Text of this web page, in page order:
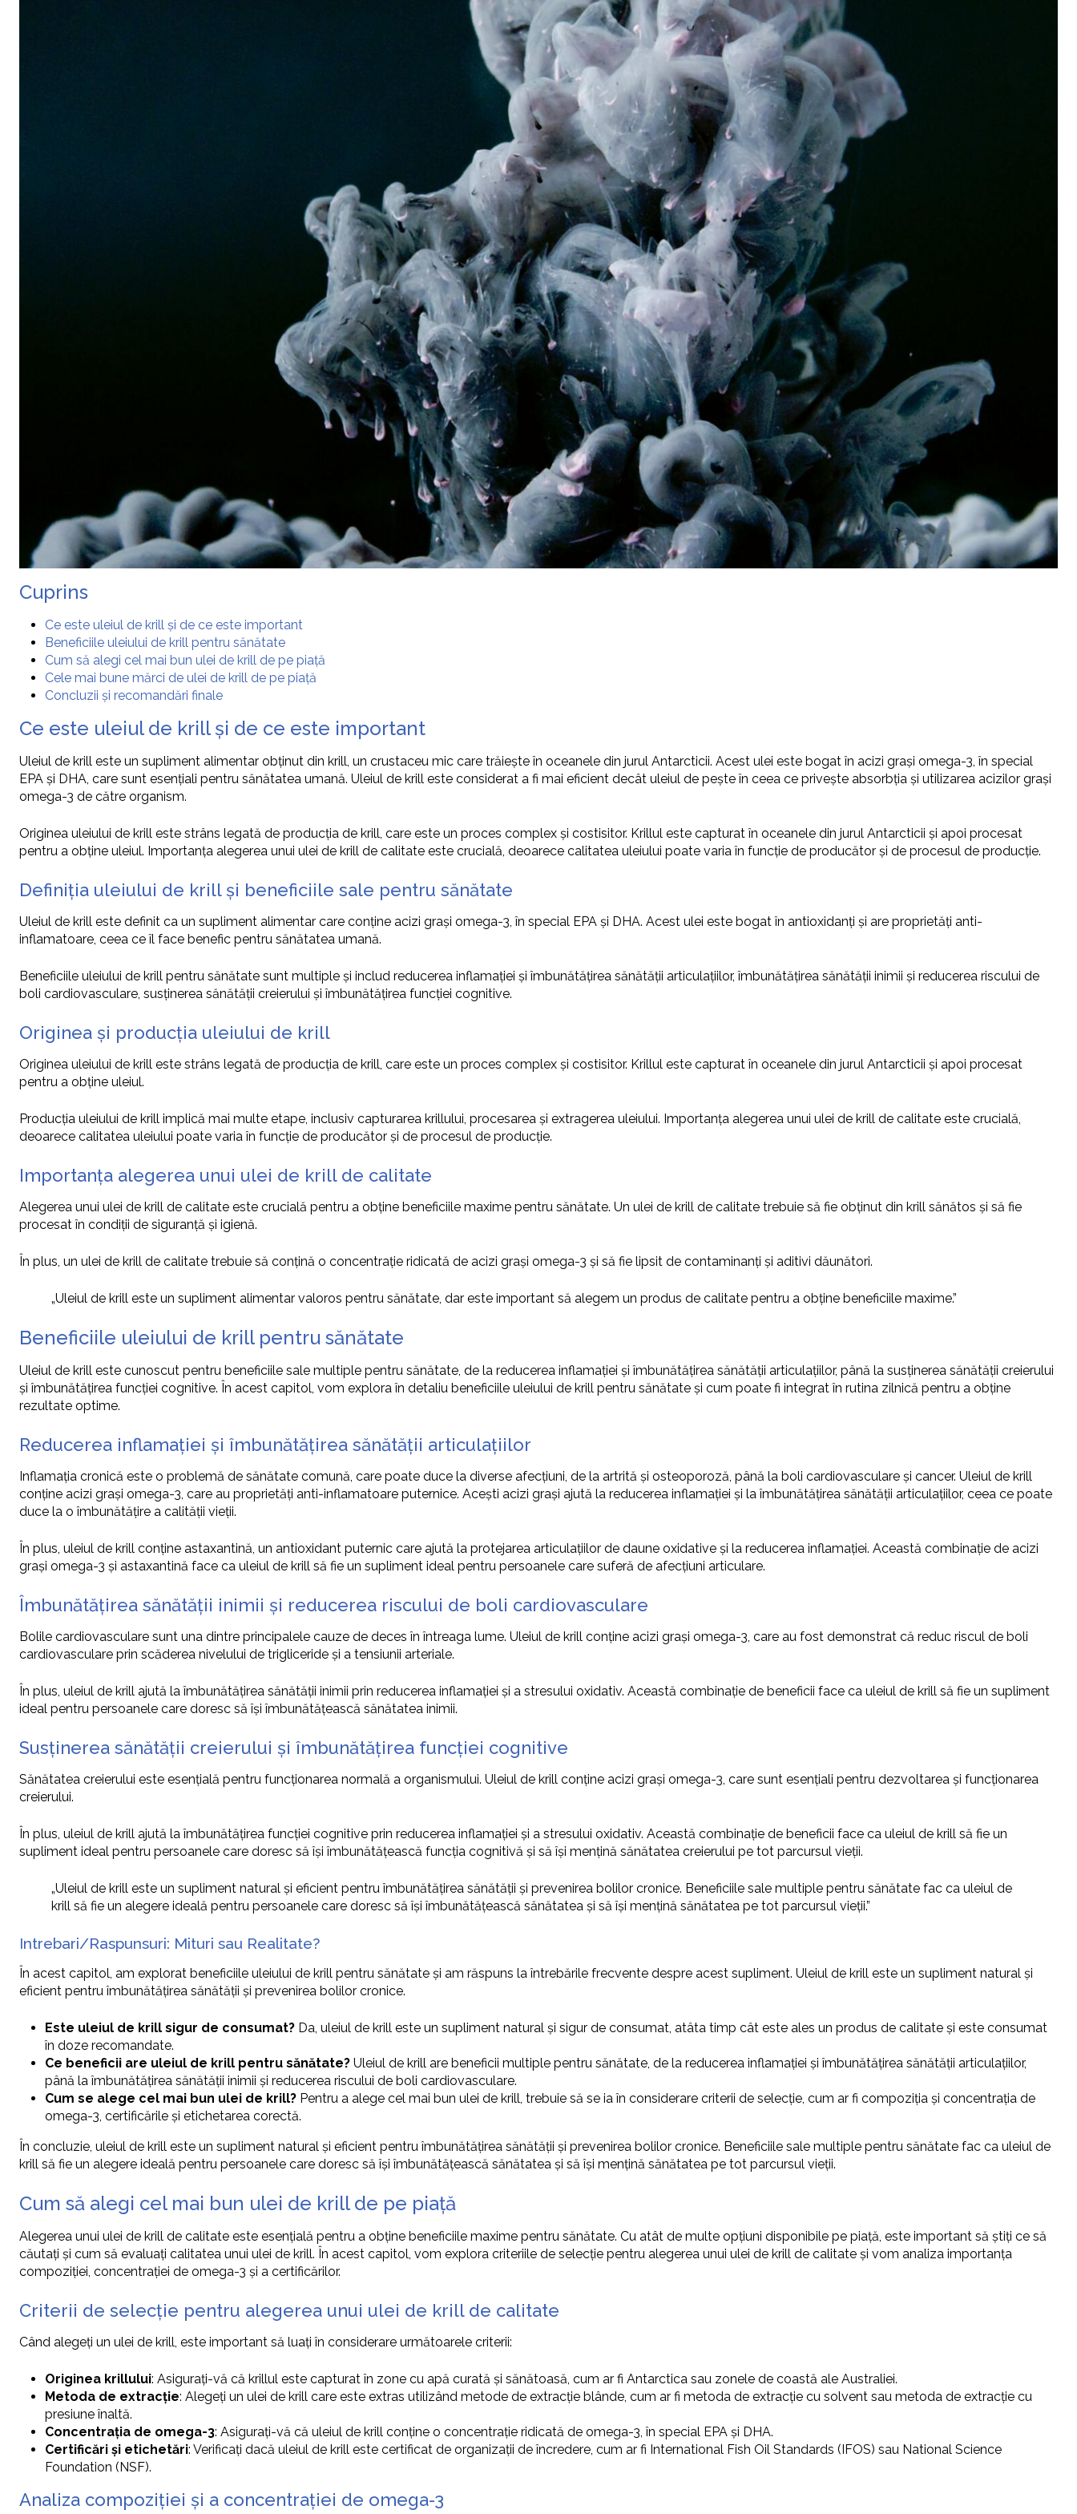
Cuprins
Ce este uleiul de krill și de ce este important
Beneficiile uleiului de krill pentru sănătate
Cum să alegi cel mai bun ulei de krill de pe piață
Cele mai bune mărci de ulei de krill de pe piață
Concluzii și recomandări finale
Ce este uleiul de krill și de ce este important
Uleiul de krill este un supliment alimentar obținut din krill, un crustaceu mic care trăiește în oceanele din jurul Antarcticii. Acest ulei este bogat în acizi grași omega-3, în special
EPA și DHA, care sunt esențiali pentru sănătatea umană. Uleiul de krill este considerat a fi mai eficient decât uleiul de pește în ceea ce privește absorbția și utilizarea acizilor grași
omega-3 de către organism.
Originea uleiului de krill este strâns legată de producția de krill, care este un proces complex și costisitor. Krillul este capturat în oceanele din jurul Antarcticii și apoi procesat
pentru a obține uleiul. Importanța alegerea unui ulei de krill de calitate este crucială, deoarece calitatea uleiului poate varia în funcție de producător și de procesul de producție.
Definiția uleiului de krill și beneficiile sale pentru sănătate
Uleiul de krill este definit ca un supliment alimentar care conține acizi grași omega-3, în special EPA și DHA. Acest ulei este bogat în antioxidanți și are proprietăți anti-
inflamatoare, ceea ce îl face benefic pentru sănătatea umană.
Beneficiile uleiului de krill pentru sănătate sunt multiple și includ reducerea inflamației și îmbunătățirea sănătății articulațiilor, îmbunătățirea sănătății inimii și reducerea riscului de
boli cardiovasculare, susținerea sănătății creierului și îmbunătățirea funcției cognitive.
Originea și producția uleiului de krill
Originea uleiului de krill este strâns legată de producția de krill, care este un proces complex și costisitor. Krillul este capturat în oceanele din jurul Antarcticii și apoi procesat
pentru a obține uleiul.
Producția uleiului de krill implică mai multe etape, inclusiv capturarea krillului, procesarea și extragerea uleiului. Importanța alegerea unui ulei de krill de calitate este crucială,
deoarece calitatea uleiului poate varia în funcție de producător și de procesul de producție.
Importanța alegerea unui ulei de krill de calitate
Alegerea unui ulei de krill de calitate este crucială pentru a obține beneficiile maxime pentru sănătate. Un ulei de krill de calitate trebuie să fie obținut din krill sănătos și să fie
procesat în condiții de siguranță și igienă.
În plus, un ulei de krill de calitate trebuie să conțină o concentrație ridicată de acizi grași omega-3 și să fie lipsit de contaminanți și aditivi dăunători.
„Uleiul de krill este un supliment alimentar valoros pentru sănătate, dar este important să alegem un produs de calitate pentru a obține beneficiile maxime.”
Beneficiile uleiului de krill pentru sănătate
Uleiul de krill este cunoscut pentru beneficiile sale multiple pentru sănătate, de la reducerea inflamației și îmbunătățirea sănătății articulațiilor, până la susținerea sănătății creierului
și îmbunătățirea funcției cognitive. În acest capitol, vom explora în detaliu beneficiile uleiului de krill pentru sănătate și cum poate fi integrat în rutina zilnică pentru a obține
rezultate optime.
Reducerea inflamației și îmbunătățirea sănătății articulațiilor
Inflamația cronică este o problemă de sănătate comună, care poate duce la diverse afecțiuni, de la artrită și osteoporoză, până la boli cardiovasculare și cancer. Uleiul de krill
conține acizi grași omega-3, care au proprietăți anti-inflamatoare puternice. Acești acizi grași ajută la reducerea inflamației și la îmbunătățirea sănătății articulațiilor, ceea ce poate
duce la o îmbunătățire a calității vieții.
În plus, uleiul de krill conține astaxantină, un antioxidant puternic care ajută la protejarea articulațiilor de daune oxidative și la reducerea inflamației. Această combinație de acizi
grași omega-3 și astaxantină face ca uleiul de krill să fie un supliment ideal pentru persoanele care suferă de afecțiuni articulare.
Îmbunătățirea sănătății inimii și reducerea riscului de boli cardiovasculare
Bolile cardiovasculare sunt una dintre principalele cauze de deces în întreaga lume. Uleiul de krill conține acizi grași omega-3, care au fost demonstrat că reduc riscul de boli
cardiovasculare prin scăderea nivelului de trigliceride și a tensiunii arteriale.
În plus, uleiul de krill ajută la îmbunătățirea sănătății inimii prin reducerea inflamației și a stresului oxidativ. Această combinație de beneficii face ca uleiul de krill să fie un supliment
ideal pentru persoanele care doresc să își îmbunătățească sănătatea inimii.
Susținerea sănătății creierului și îmbunătățirea funcției cognitive
Sănătatea creierului este esențială pentru funcționarea normală a organismului. Uleiul de krill conține acizi grași omega-3, care sunt esențiali pentru dezvoltarea și funcționarea
creierului.
În plus, uleiul de krill ajută la îmbunătățirea funcției cognitive prin reducerea inflamației și a stresului oxidativ. Această combinație de beneficii face ca uleiul de krill să fie un
supliment ideal pentru persoanele care doresc să își îmbunătățească funcția cognitivă și să își mențină sănătatea creierului pe tot parcursul vieții.
„Uleiul de krill este un supliment natural și eficient pentru îmbunătățirea sănătății și prevenirea bolilor cronice. Beneficiile sale multiple pentru sănătate fac ca uleiul de
krill să fie un alegere ideală pentru persoanele care doresc să își îmbunătățească sănătatea și să își mențină sănătatea pe tot parcursul vieții.”
Intrebari/Raspunsuri: Mituri sau Realitate?
În acest capitol, am explorat beneficiile uleiului de krill pentru sănătate și am răspuns la întrebările frecvente despre acest supliment. Uleiul de krill este un supliment natural și
eficient pentru îmbunătățirea sănătății și prevenirea bolilor cronice.
Este uleiul de krill sigur de consumat? Da, uleiul de krill este un supliment natural și sigur de consumat, atâta timp cât este ales un produs de calitate și este consumat
în doze recomandate.
Ce beneficii are uleiul de krill pentru sănătate? Uleiul de krill are beneficii multiple pentru sănătate, de la reducerea inflamației și îmbunătățirea sănătății articulațiilor,
până la îmbunătățirea sănătății inimii și reducerea riscului de boli cardiovasculare.
Cum se alege cel mai bun ulei de krill? Pentru a alege cel mai bun ulei de krill, trebuie să se ia în considerare criterii de selecție, cum ar fi compoziția și concentrația de
omega-3, certificările și etichetarea corectă.
În concluzie, uleiul de krill este un supliment natural și eficient pentru îmbunătățirea sănătății și prevenirea bolilor cronice. Beneficiile sale multiple pentru sănătate fac ca uleiul de
krill să fie un alegere ideală pentru persoanele care doresc să își îmbunătățească sănătatea și să își mențină sănătatea pe tot parcursul vieții.
Cum să alegi cel mai bun ulei de krill de pe piață
Alegerea unui ulei de krill de calitate este esențială pentru a obține beneficiile maxime pentru sănătate. Cu atât de multe opțiuni disponibile pe piață, este important să știți ce să
căutați și cum să evaluați calitatea unui ulei de krill. În acest capitol, vom explora criteriile de selecție pentru alegerea unui ulei de krill de calitate și vom analiza importanța
compoziției, concentrației de omega-3 și a certificărilor.
Criterii de selecție pentru alegerea unui ulei de krill de calitate
Când alegeți un ulei de krill, este important să luați în considerare următoarele criterii:
Originea krillului: Asigurați-vă că krillul este capturat în zone cu apă curată și sănătoasă, cum ar fi Antarctica sau zonele de coastă ale Australiei.
Metoda de extracție: Alegeți un ulei de krill care este extras utilizând metode de extracție blânde, cum ar fi metoda de extracție cu solvent sau metoda de extracție cu
presiune înaltă.
Concentrația de omega-3: Asigurați-vă că uleiul de krill conține o concentrație ridicată de omega-3, în special EPA și DHA.
Certificări și etichetări: Verificați dacă uleiul de krill este certificat de organizații de încredere, cum ar fi International Fish Oil Standards (IFOS) sau National Science
Foundation (NSF).
Analiza compoziției și a concentrației de omega-3